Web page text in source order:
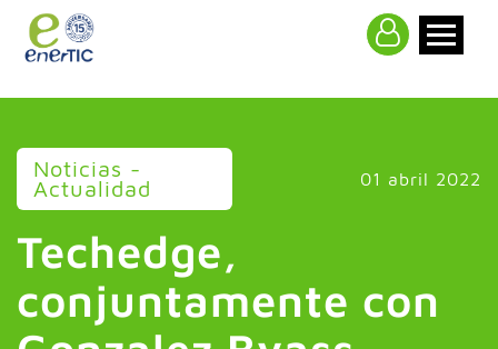
Noticias -
Actualidad 01 abril 2022
Techedge,
conjuntamente con